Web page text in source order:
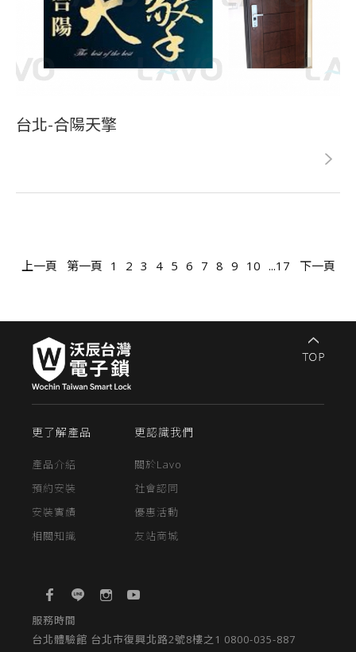
台北-合陽天擎
上一頁 第一頁 1 2 3 4 5 6 7 8 9 10 ...17 下一頁
更了解產品
產品介紹
預約安裝
安裝實績
相關知識
更認識我們
關於Lavo
社會認同
優惠活動
友站商城
服務時間
台北體驗館 台北市復興北路2號8樓之1 0800-035-887